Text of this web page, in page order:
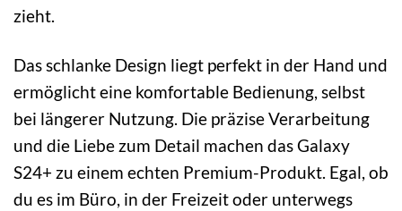
zieht.
Das schlanke Design liegt perfekt in der Hand und
ermöglicht eine komfortable Bedienung, selbst
bei längerer Nutzung. Die präzise Verarbeitung
und die Liebe zum Detail machen das Galaxy
S24+ zu einem echten Premium-Produkt. Egal, ob
du es im Büro, in der Freizeit oder unterwegs